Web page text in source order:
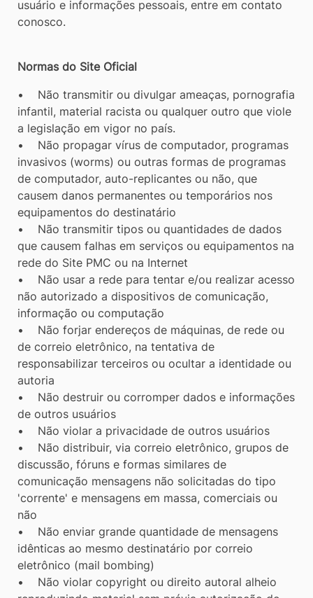
usuário e informações pessoais, entre em contato
conosco.
Normas do Site Oficial
• Não transmitir ou divulgar ameaças, pornografia
infantil, material racista ou qualquer outro que viole
a legislação em vigor no país.
• Não propagar vírus de computador, programas
invasivos (worms) ou outras formas de programas
de computador, auto-replicantes ou não, que
causem danos permanentes ou temporários nos
equipamentos do destinatário
• Não transmitir tipos ou quantidades de dados
que causem falhas em serviços ou equipamentos na
rede do Site PMC ou na Internet
• Não usar a rede para tentar e/ou realizar acesso
não autorizado a dispositivos de comunicação,
informação ou computação
• Não forjar endereços de máquinas, de rede ou
de correio eletrônico, na tentativa de
responsabilizar terceiros ou ocultar a identidade ou
autoria
• Não destruir ou corromper dados e informações
de outros usuários
• Não violar a privacidade de outros usuários
• Não distribuir, via correio eletrônico, grupos de
discussão, fóruns e formas similares de
comunicação mensagens não solicitadas do tipo
'corrente' e mensagens em massa, comerciais ou
não
• Não enviar grande quantidade de mensagens
idênticas ao mesmo destinatário por correio
eletrônico (mail bombing)
• Não violar copyright ou direito autoral alheio